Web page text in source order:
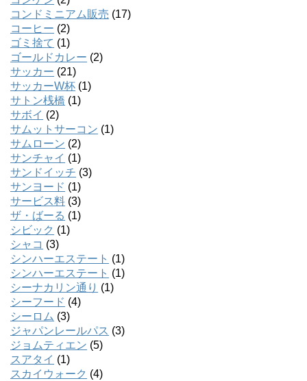
コンドミニアム販売 (17)
コーヒー (2)
ゴミ捨て (1)
ゴールドカレー (2)
サッカー (21)
サッカーW杯 (1)
サトン桟橋 (1)
サボイ (2)
サムットサーコン (1)
サムローン (2)
サンチャイ (1)
サンドイッチ (3)
サンヨード (1)
サービス料 (3)
ザ・ばーる (1)
シビック (1)
シャコ (3)
シンハーエステート (1)
シンハーエステート (1)
シーナカリン通り (1)
シーフード (4)
シーロム (3)
ジャパンレールパス (3)
ジョムティエン (5)
スアタイ (1)
スカイウォーク (4)